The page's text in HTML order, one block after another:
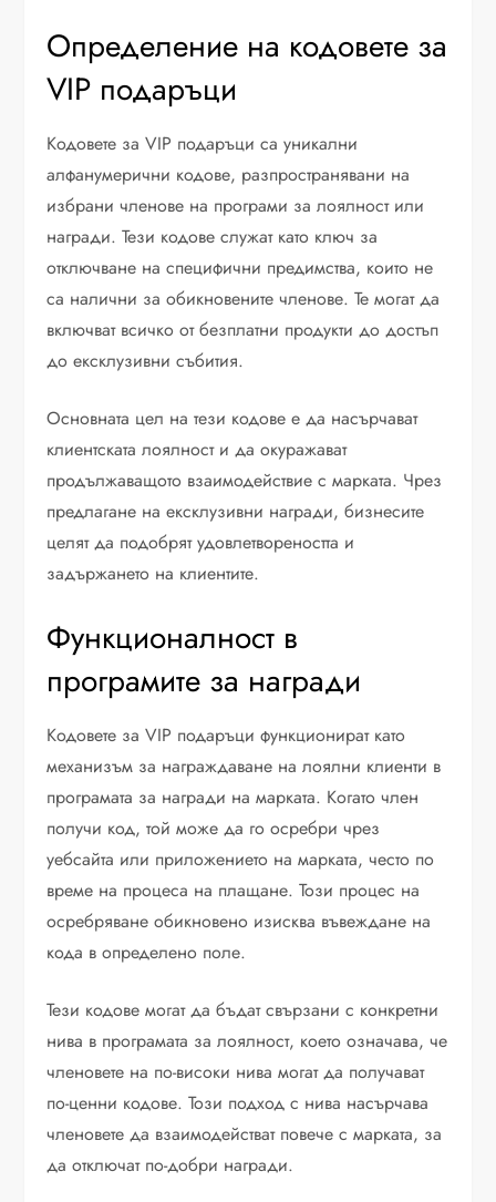
Определение на кодовете за
VIP подаръци
Кодовете за VIP подаръци са уникални
алфанумерични кодове, разпространявани на
избрани членове на програми за лоялност или
награди. Тези кодове служат като ключ за
отключване на специфични предимства, които не
са налични за обикновените членове. Те могат да
включват всичко от безплатни продукти до достъп
до ексклузивни събития.
Основната цел на тези кодове е да насърчават
клиентската лоялност и да окуражават
продължаващото взаимодействие с марката. Чрез
предлагане на ексклузивни награди, бизнесите
целят да подобрят удовлетвореността и
задържането на клиентите.
Функционалност в
програмите за награди
Кодовете за VIP подаръци функционират като
механизъм за награждаване на лоялни клиенти в
програмата за награди на марката. Когато член
получи код, той може да го осребри чрез
уебсайта или приложението на марката, често по
време на процеса на плащане. Този процес на
осребряване обикновено изисква въвеждане на
кода в определено поле.
Тези кодове могат да бъдат свързани с конкретни
нива в програмата за лоялност, което означава, че
членовете на по-високи нива могат да получават
по-ценни кодове. Този подход с нива насърчава
членовете да взаимодействат повече с марката, за
да отключат по-добри награди.